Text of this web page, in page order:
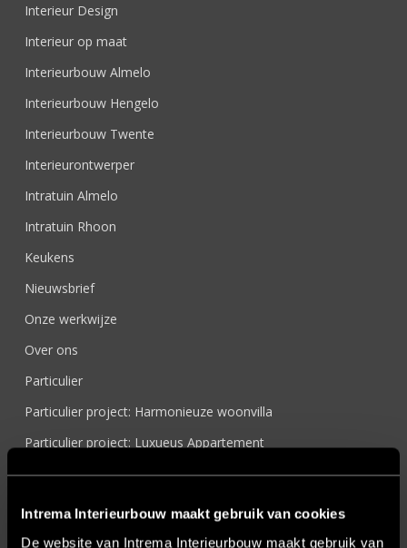
Intrema Interieurbouw maakt gebruik van cookies
De website van Intrema Interieurbouw maakt gebruik van
Interieur Design
Interieur op maat
Interieurbouw Almelo
Interieurbouw Hengelo
Interieurbouw Twente
Interieurontwerper
Intratuin Almelo
Intratuin Rhoon
Keukens
Nieuwsbrief
Onze werkwijze
Over ons
Particulier
Particulier project: Harmonieuze woonvilla
Particulier project: Luxueus Appartement
Particulier project: Luxueuze elegantie
Particulier project: Stijlvolle Woonvilla